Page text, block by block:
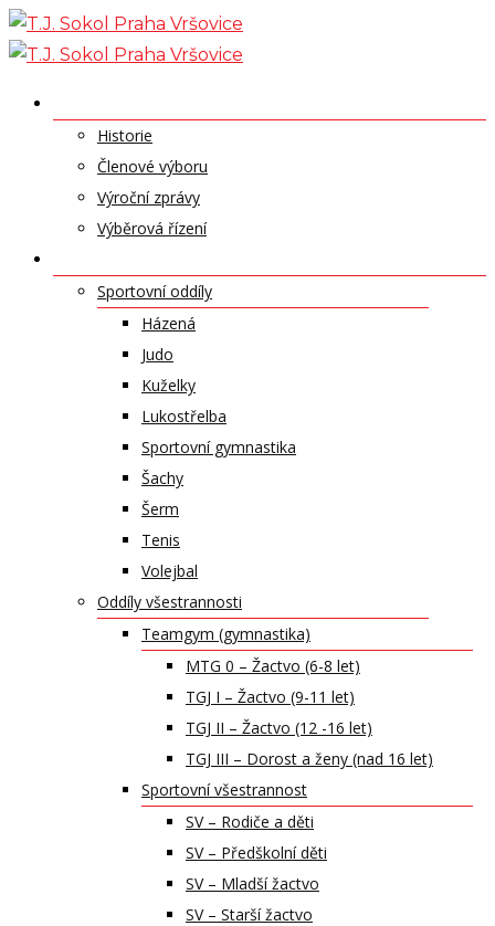
Skip
to
Historie
Členové výboru
Výroční zprávy
Výběrová řízení
Sportovní oddíly
Házená
Judo
Kuželky
Lukostřelba
Sportovní gymnastika
Šachy
Šerm
Tenis
Volejbal
Oddíly všestrannosti
Teamgym (gymnastika)
MTG 0 – Žactvo (6-8 let)
TGJ I – Žactvo (9-11 let)
TGJ II – Žactvo (12 -16 let)
TGJ III – Dorost a ženy (nad 16 let)
Sportovní všestrannost
SV – Rodiče a děti
SV – Předškolní děti
SV – Mladší žactvo
SV – Starší žactvo